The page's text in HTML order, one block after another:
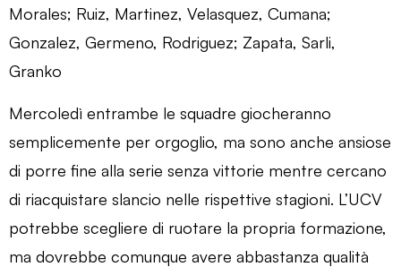
Morales; Ruiz, Martinez, Velasquez, Cumana;
Gonzalez, Germeno, Rodriguez; Zapata, Sarli,
Granko
Mercoledì entrambe le squadre giocheranno
semplicemente per orgoglio, ma sono anche ansiose
di porre fine alla serie senza vittorie mentre cercano
di riacquistare slancio nelle rispettive stagioni. L’UCV
potrebbe scegliere di ruotare la propria formazione,
ma dovrebbe comunque avere abbastanza qualità